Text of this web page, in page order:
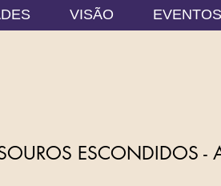
VISÃO EVENTOS
ESCONDIDOS -